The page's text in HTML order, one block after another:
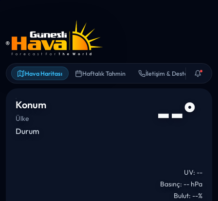
Hava Haritası Haftalık Tahmin İletişim & Destek
Konum
Ülke
Durum --°
UV: --
Basınç: -- hPa
Bulut: --%